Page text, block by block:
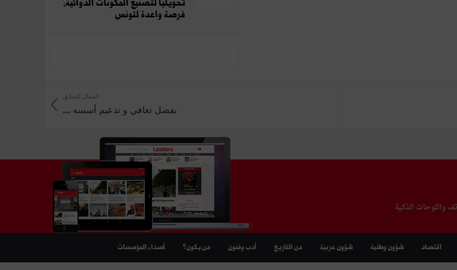
تحويليًا لتصنيع المكوّنات الدوائية،
فرصة واعدة لتونس
المقال السابق
بفضل تعافي و تدعيم أسسه ...
واللوحات الذكية
اقتصاد شؤون وطنية شؤون عربية من التاريخ أدب وفنون من يكون؟ أصداء المؤسسات